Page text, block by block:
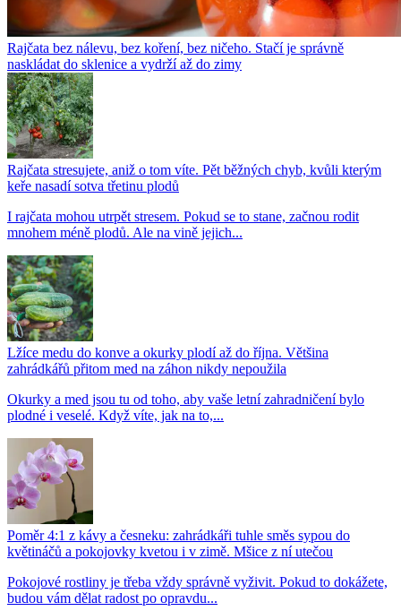
Rajčata bez nálevu, bez koření, bez ničeho. Stačí je správně
naskládat do sklenice a vydrží až do zimy
Rajčata stresujete, aniž o tom víte. Pět běžných chyb, kvůli kterým
keře nasadí sotva třetinu plodů
I rajčata mohou utrpět stresem. Pokud se to stane, začnou rodit
mnohem méně plodů. Ale na vině jejich...
Lžíce medu do konve a okurky plodí až do října. Většina
zahrádkářů přitom med na záhon nikdy nepoužila
Okurky a med jsou tu od toho, aby vaše letní zahradničení bylo
plodné i veselé. Když víte, jak na to,...
Poměr 4:1 z kávy a česneku: zahrádkáři tuhle směs sypou do
květináčů a pokojovky kvetou i v zimě. Mšice z ní utečou
Pokojové rostliny je třeba vždy správně vyživit. Pokud to dokážete,
budou vám dělat radost po opravdu...